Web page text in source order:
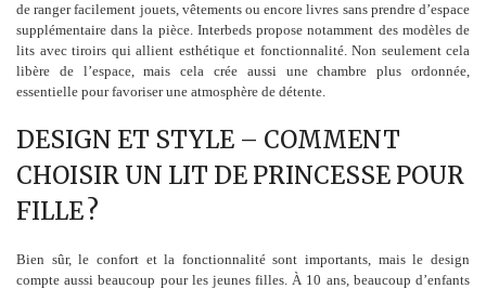
de ranger facilement jouets, vêtements ou encore livres sans prendre d’espace
supplémentaire dans la pièce. Interbeds propose notamment des modèles de
lits avec tiroirs qui allient esthétique et fonctionnalité. Non seulement cela
libère de l’espace, mais cela crée aussi une chambre plus ordonnée,
essentielle pour favoriser une atmosphère de détente.
DESIGN ET STYLE – COMMENT
CHOISIR UN LIT DE PRINCESSE POUR
FILLE ?
Bien sûr, le confort et la fonctionnalité sont importants, mais le design
compte aussi beaucoup pour les jeunes filles. À 10 ans, beaucoup d’enfants